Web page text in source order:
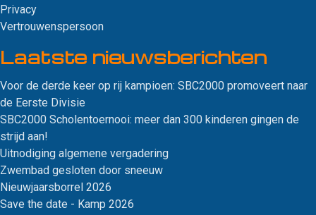
Privacy
Vertrouwenspersoon
Laatste nieuws­berichten
Voor de derde keer op rij kampioen: SBC2000 promoveert naar
de Eerste Divisie
SBC2000 Scholentoernooi: meer dan 300 kinderen gingen de
strijd aan!
Uitnodiging algemene vergadering
Zwembad gesloten door sneeuw
Nieuwjaarsborrel 2026
Save the date - Kamp 2026